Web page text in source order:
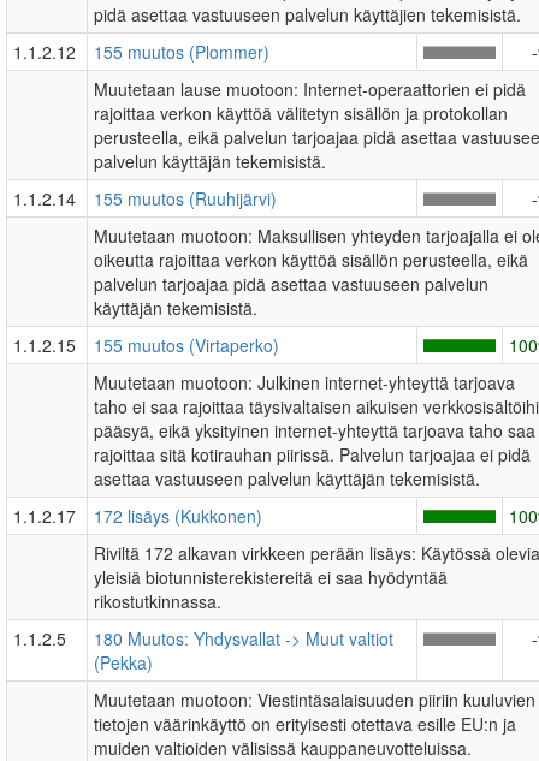
pidä asettaa vastuuseen palvelun käyttäjien tekemisistä.
1.1.2.12
155 muutos (Plommer)
Muutetaan lause muotoon: Internet-operaattorien ei pidä
rajoittaa verkon käyttöä välitetyn sisällön ja protokollan
perusteella, eikä palvelun tarjoajaa pidä asettaa
palvelun käyttäjän tekemisistä.
1.1.2.14
155 muutos (Ruuhijärvi)
Muutetaan muotoon: Maksullisen yhteyden tarjoajalla ei
oikeutta rajoittaa verkon käyttöä sisällön perusteella, eikä
palvelun tarjoajaa pidä asettaa vastuuseen palvelun
käyttäjän tekemisistä.
1.1.2.15
155 muutos (Virtaperko)
Muutetaan muotoon: Julkinen internet-yhteyttä tarjoava
taho ei saa rajoittaa täysivaltaisen aikuisen
pääsyä, eikä yksityinen internet-yhteyttä tarjoava taho saa
rajoittaa sitä kotirauhan piirissä. Palvelun tarjoajaa ei pidä
asettaa vastuuseen palvelun käyttäjän tekemisistä.
1.1.2.17
172 lisäys (Kukkonen)
Riviltä 172 alkavan virkkeen perään lisäys: Käytössä olevia
yleisiä biotunnisterekistereitä ei saa hyödyntää
rikostutkinnassa.
1.1.2.5
180 Muutos: Yhdysvallat -> Muut valtiot
(Pekka)
Muutetaan muotoon: Viestintäsalaisuuden piiriin kuuluvien
tietojen väärinkäyttö on erityisesti otettava esille EU:n ja
muiden valtioiden välisissä kauppaneuvotteluissa.